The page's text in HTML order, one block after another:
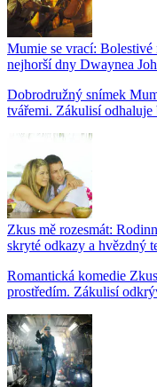
Mumie se vrací: Bolestivé
nejhorší dny Dwaynea
Dobrodružný snímek
tvářemi. Zákulisí odhaluje
Zkus mě rozesmát:
skryté odkazy a hvězdný
Romantická komedie
prostředím. Zákulisí